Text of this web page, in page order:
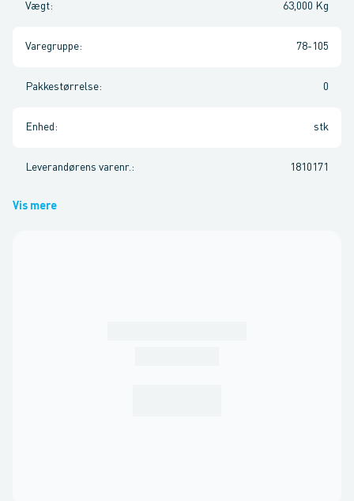
Vægt: 63,000 Kg
Varegruppe: 78-105
Pakkestørrelse: 0
Enhed : stk
Leverandørens varenr. : 1810171
Vis mere